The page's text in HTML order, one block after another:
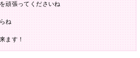
頑張ってくださいね
ね
ます！